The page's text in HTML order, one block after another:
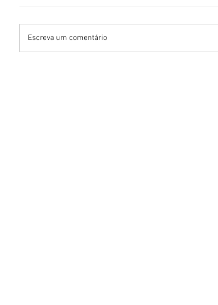
Escreva um comentário